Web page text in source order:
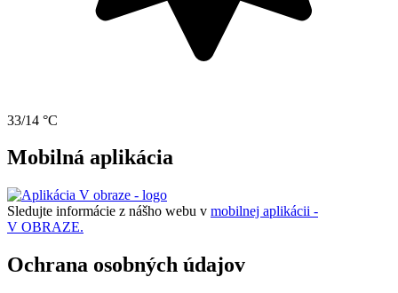
33/14 °C
Mobilná aplikácia
Sledujte informácie z nášho webu v mobilnej aplikácii -
V OBRAZE.
Ochrana osobných údajov